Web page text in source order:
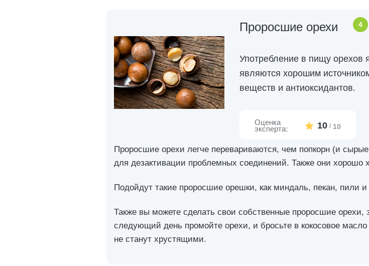
Проросшие орехи 4
Употребление в пищу орехов
являются хорошим
веществ и антиоксидантов.
Оценка
эксперта: 10 / 10
Проросшие орехи легче перевариваются, чем попкорн (и
для дезактивации проблемных соединений. Также они хорошо
Подойдут такие проросшие орешки, как миндаль, пекан, пили
Также вы можете сделать свои собственные проросшие
следующий день промойте орехи, и бросьте в кокосовое
не станут хрустящими.